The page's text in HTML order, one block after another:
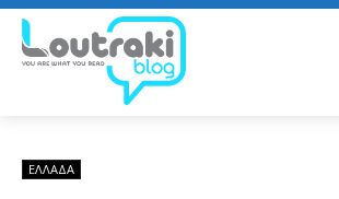
ΕΛΛΆΔΑ